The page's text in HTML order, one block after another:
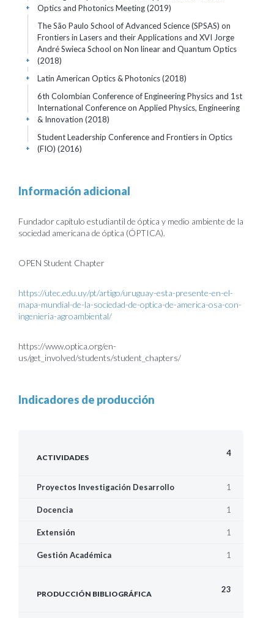
Optics and Photonics Meeting(2019)
+
The São Paulo School of Advanced Science (SPSAS) on
Frontiers in Lasers and their Applications and XVI Jorge
André Swieca School on Non linear and Quantum Optics
(2018)
+
Latin American Optics & Photonics(2018)
+
6th Colombian Conference of Engineering Physics and 1st
International Conference on Applied Physics, Engineering
& Innovation (2018)
+
Student Leadership Conference and Frontiers in Optics
(FIO) (2016)
+
Información adicional
Fundador capítulo estudiantil de óptica y medio ambiente de la
sociedad americana de óptica (ÓPTICA).
OPEN Student Chapter
https://utec.edu.uy/pt/artigo/uruguay-esta-presente-en-el-
mapa-mundial-de-la-sociedad-de-optica-de-america-osa-con-
ingenieria-agroambiental/
https://www.optica.org/en-
us/get_involved/students/student_chapters/
Indicadores de producción
ACTIVIDADES 4
Proyectos Investigación Desarrollo 1
Docencia 1
Extensión 1
Gestión Académica 1
PRODUCCIÓN BIBLIOGRÁFICA 23